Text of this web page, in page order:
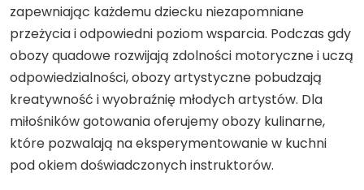
zapewniając każdemu dziecku niezapomniane
przeżycia i odpowiedni poziom wsparcia. Podczas gdy
obozy quadowe rozwijają zdolności motoryczne i uczą
odpowiedzialności, obozy artystyczne pobudzają
kreatywność i wyobraźnię młodych artystów. Dla
miłośników gotowania oferujemy obozy kulinarne,
które pozwalają na eksperymentowanie w kuchni
pod okiem doświadczonych instruktorów.